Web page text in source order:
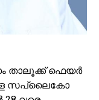
താലൂക്ക് ഫെയർ
സപ്ലൈകോ